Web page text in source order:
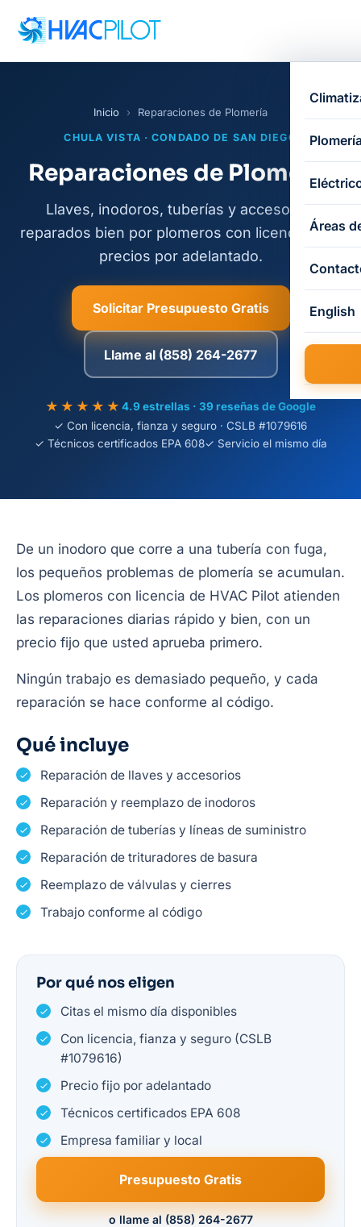
Áreas
English
Inicio › Reparaciones de Plomería
CHULA VISTA · CONDADO DE SAN DIEGO
Reparaciones de Plomería
Llaves, inodoros, tuberías y accesorios
reparados bien por plomeros con licencia, con
precios por adelantado.
Solicitar Presupuesto Gratis
Llame al (858) 264-2677
★★★★★ 4.9 estrellas · 39 reseñas de Google
✓ Con licencia, fianza y seguro · CSLB #1079616
✓ Técnicos certificados EPA 608✓ Servicio el mismo día
De un inodoro que corre a una tubería con fuga,
los pequeños problemas de plomería se acumulan.
Los plomeros con licencia de HVAC Pilot atienden
las reparaciones diarias rápido y bien, con un
precio fijo que usted aprueba primero.
Ningún trabajo es demasiado pequeño, y cada
reparación se hace conforme al código.
Qué incluye
Reparación de llaves y accesorios
Reparación y reemplazo de inodoros
Reparación de tuberías y líneas de suministro
Reparación de trituradores de basura
Reemplazo de válvulas y cierres
Trabajo conforme al código
Por qué nos eligen
Citas el mismo día disponibles
Con licencia, fianza y seguro (CSLB
#1079616)
Precio fijo por adelantado
Técnicos certificados EPA 608
Empresa familiar y local
Presupuesto Gratis
o llame al (858) 264-2677